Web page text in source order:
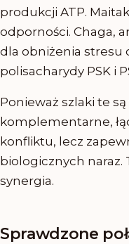
produkcji ATP.
odporności. Chaga,
dla obniżenia stresu
polisacharydy PSK i
Ponieważ szlaki te
komplementarne,
konfliktu, lecz
biologicznych naraz.
synergia.
Sprawdzone